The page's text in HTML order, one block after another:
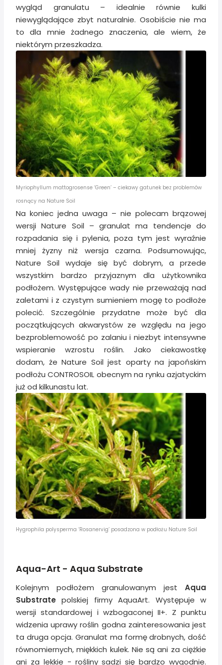
wygląd granulatu – idealnie równie kulki
niewyglądające zbyt naturalnie. Osobiście nie ma
to dla mnie żadnego znaczenia, ale wiem, że
niektórym przeszkadza.
Myriophyllum mattogrosense ‘Green’ – ciekawy gatunek bez problemów
rosnący na Nature Soil
Na koniec jedna uwaga – nie polecam brązowej
wersji Nature Soil – granulat ma tendencje do
rozpadania się i pylenia, poza tym jest wyraźnie
mniej żyzny niż wersja czarna. Podsumowując,
Nature Soil wydaje się być dobrym, a przede
wszystkim bardzo przyjaznym dla użytkownika
podłożem. Występujące wady nie przeważają nad
zaletami i z czystym sumieniem mogę to podłoże
polecić. Szczególnie przydatne może być dla
początkujących akwarystów ze względu na jego
bezproblemowość po zalaniu i niezbyt intensywne
wspieranie wzrostu roślin. Jako ciekawostkę
dodam, że Nature Soil jest oparty na japońskim
podłożu CONTROSOIL obecnym na rynku azjatyckim
już od kilkunastu lat.
Hygrophila polysperma ‘Rosanervig’ posadzona w podłożu Nature Soil
Aqua-Art - Aqua Substrate
Kolejnym podłożem granulowanym jest Aqua
Substrate polskiej firmy AquaArt. Występuje w
wersji standardowej i wzbogaconej II+. Z punktu
widzenia uprawy roślin godna zainteresowania jest
ta druga opcja. Granulat ma formę drobnych, dość
równomiernych, miękkich kulek. Nie są ani za ciężkie
ani za lekkie - rośliny sadzi się bardzo wygodnie.